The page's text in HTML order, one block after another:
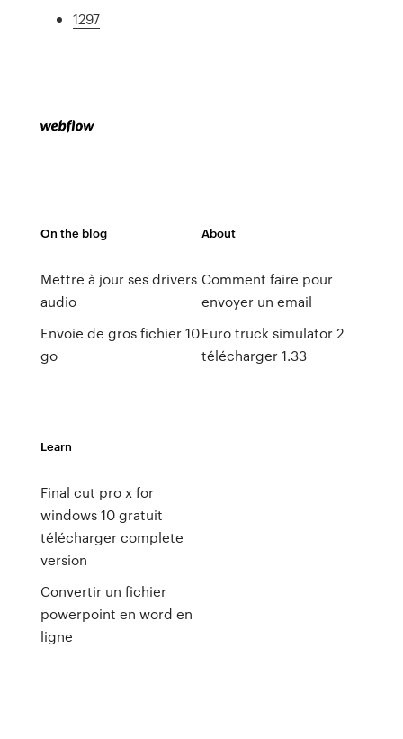
1297
On the blog
Mettre à jour ses drivers
audio
Envoie de gros fichier 10
go
About
Comment faire pour
envoyer un email
Euro truck simulator 2
télécharger 1.33
Learn
Final cut pro x for
windows 10 gratuit
télécharger complete
version
Convertir un fichier
powerpoint en word en
ligne